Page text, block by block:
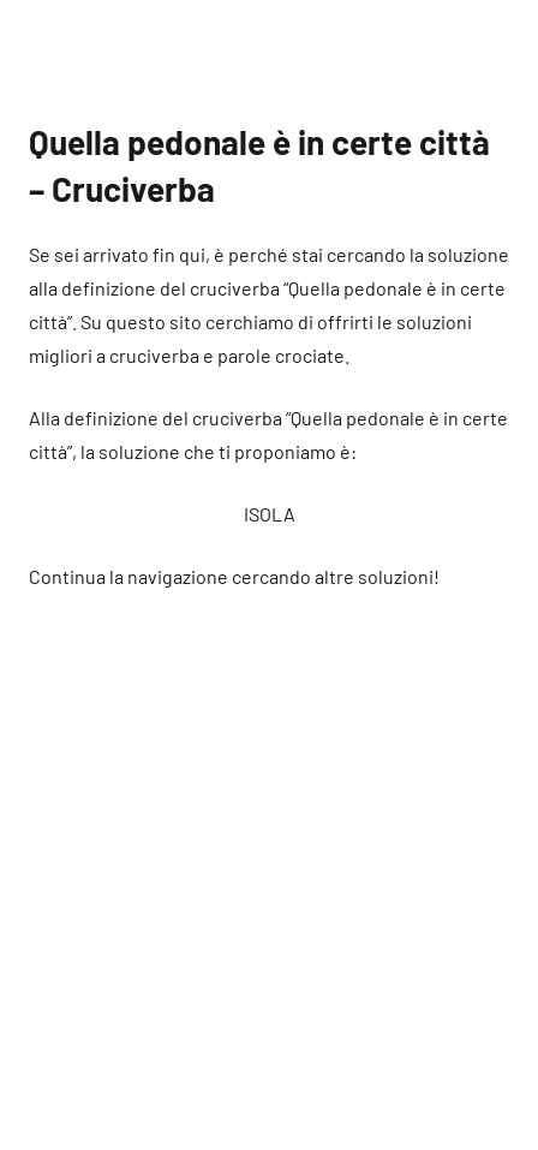
Quella pedonale è in certe città
– Cruciverba
Se sei arrivato fin qui, è perché stai cercando la soluzione
alla definizione del cruciverba “Quella pedonale è in certe
città”. Su questo sito cerchiamo di offrirti le soluzioni
migliori a cruciverba e parole crociate.
Alla definizione del cruciverba “Quella pedonale è in certe
città”, la soluzione che ti proponiamo è:
ISOLA
Continua la navigazione cercando altre soluzioni!